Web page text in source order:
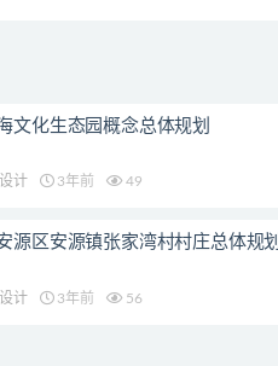
文化生态园概念总体规划
计 3年前 49
源区安源镇张家湾村村庄总体规划
计 3年前 56